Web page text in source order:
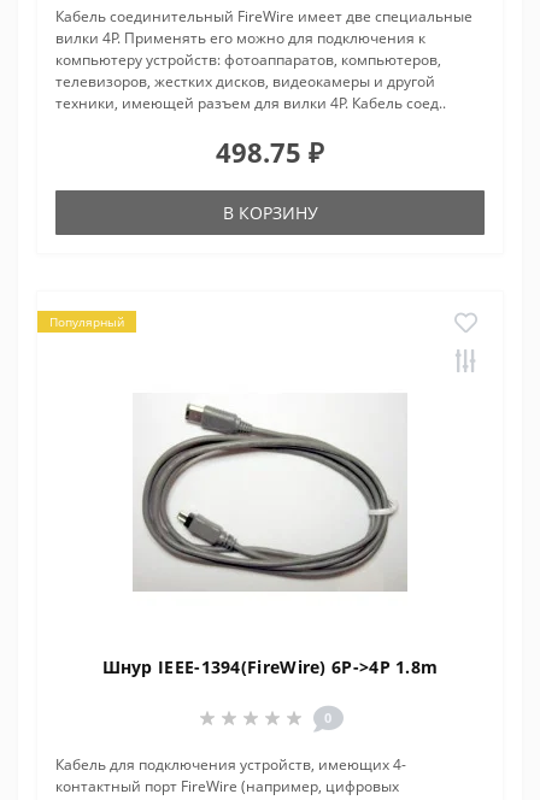
Кабель соединительный FireWire имеет две специальные
вилки 4P. Применять его можно для подключения к
компьютеру устройств: фотоаппаратов, компьютеров,
телевизоров, жестких дисков, видеокамеры и другой
техники, имеющей разъем для вилки 4P. Кабель соед..
498.75 ₽
В КОРЗИНУ
Популярный
Шнур IEEE-1394(FireWire) 6P->4P 1.8m
0
Кабель для подключения устройств, имеющих 4-
контактный порт FireWire (например, цифровых